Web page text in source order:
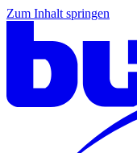
Zum Inhalt springen